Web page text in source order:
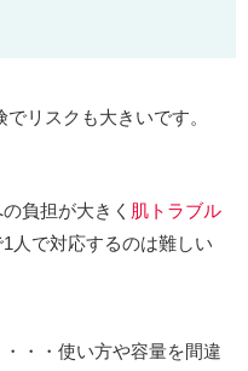
リスクも大きいです。
の負担が大きく 肌トラブル
人で対応するのは難しい
・・・使い方や容量を間違